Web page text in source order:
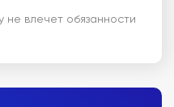
не влечет обязанности